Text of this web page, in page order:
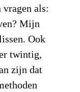
als:
Mijn
Ook
twintig,
zijn dat